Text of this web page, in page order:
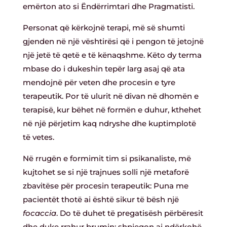
emërton ato si Ëndërrimtari dhe Pragmatisti.
Personat që kërkojnë terapi, më së shumti
gjenden në një vështirësi që i pengon të jetojnë
një jetë të qetë e të kënaqshme. Këto dy terma
mbase do i dukeshin tepër larg asaj që ata
mendojnë për veten dhe procesin e tyre
terapeutik. Por të ulurit në divan në dhomën e
terapisë, kur bëhet në formën e duhur, kthehet
në një përjetim kaq ndryshe dhe kuptimplotë
të vetes.
Në rrugën e formimit tim si psikanaliste, më
kujtohet se si një trajnues solli një metaforë
zbavitëse për procesin terapeutik: Puna me
pacientët thotë ai është sikur të bësh një
focaccia. Do të duhet të pregatisësh përbëresit